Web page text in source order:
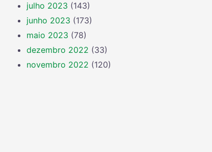
julho 2023 (143)
junho 2023 (173)
maio 2023 (78)
dezembro 2022 (33)
novembro 2022 (120)